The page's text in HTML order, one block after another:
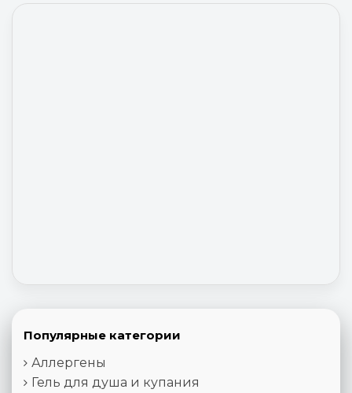
Популярные категории
Аллергены
Гель для душа и купания